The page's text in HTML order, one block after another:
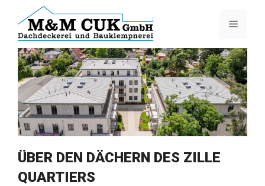
Inhalt
springen
Menü
ÜBER DEN DÄCHERN DES ZILLE
QUARTIERS